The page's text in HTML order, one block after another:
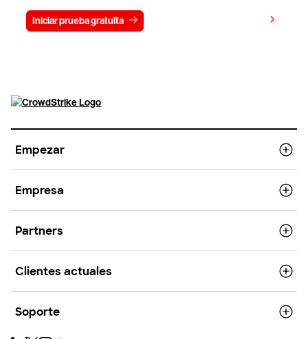
Iniciar prueba gratuita
Empezar
Empresa
Partners
Clientes actuales
Soporte